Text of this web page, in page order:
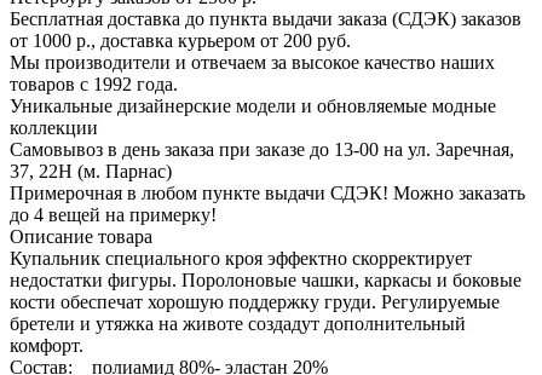
Бесплатная доставка до пункта выдачи заказа (СДЭК) заказов
от 1000 р., доставка курьером от 200 руб.
Мы производители и отвечаем за высокое качество наших
товаров с 1992 года.
Уникальные дизайнерские модели и обновляемые модные
коллекции
Самовывоз в день заказа при заказе до 13-00 на ул. Заречная,
37, 22Н (м. Парнас)
Примерочная в любом пункте выдачи СДЭК! Можно заказать
до 4 вещей на примерку!
Описание товара
Купальник специального кроя эффектно скорректирует
недостатки фигуры. Поролоновые чашки, каркасы и боковые
кости обеспечат хорошую поддержку груди. Регулируемые
бретели и утяжка на животе создадут дополнительный
комфорт.
Состав: полиамид 80%- эластан 20%